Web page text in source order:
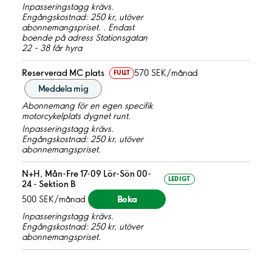
Inpasseringstagg krävs.
Engångskostnad: 250 kr, utöver
abonnemangspriset. . Endast
boende på adress Stationsgatan
22 - 38 får hyra
Reserverad MC plats FULLT
570 SEK/månad
Meddela mig
Abonnemang för en egen specifik
motorcykelplats dygnet runt.
Inpasseringstagg krävs.
Engångskostnad: 250 kr, utöver
abonnemangspriset.
N+H, Mån-Fre 17-09 Lör-Sön 00-
24 - Sektion B
LEDIGT
500 SEK/månad Boka
Inpasseringstagg krävs.
Engångskostnad: 250 kr, utöver
abonnemangspriset.